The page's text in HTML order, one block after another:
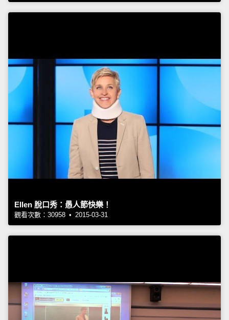
Ellen 脫口秀：愚人節快樂！
觀看次數：30958 • 2015-03-31